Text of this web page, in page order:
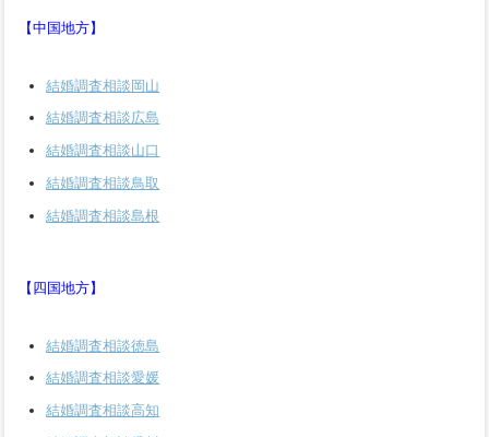
【中国地方】
結婚調査相談岡山
結婚調査相談広島
結婚調査相談山口
結婚調査相談鳥取
結婚調査相談島根
【四国地方】
結婚調査相談徳島
結婚調査相談愛媛
結婚調査相談高知